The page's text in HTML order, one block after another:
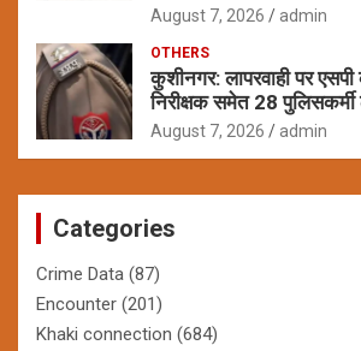
August 7, 2026 admin
OTHERS
कुशीनगर: लापरवाही पर
निरीक्षक समेत 28 पुलिसकर्मी
August 7, 2026 admin
Categories
Crime Data (87)
Encounter (201)
Khaki connection (684)